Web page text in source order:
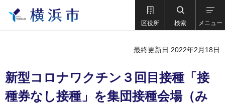
区役所 検索 メニュー
最終更新日 2022年2月18日
新型コロナワクチン３回目接種「接
種券なし接種」を集団接種会場（み